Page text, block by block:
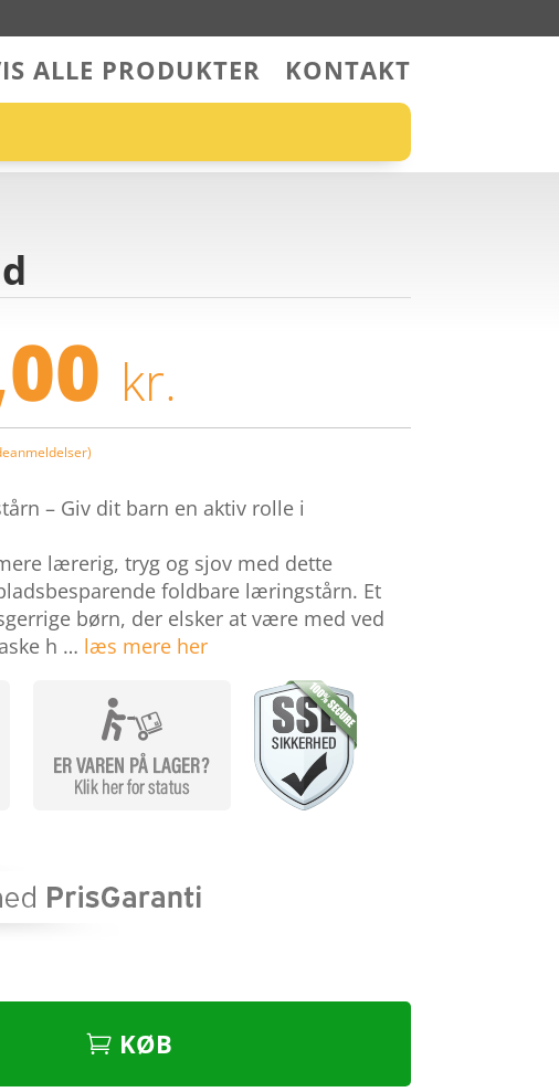
ALLE PRODUKTER KONTAKT
kr.
– Giv dit barn en aktiv rolle i
lærerig, tryg og sjov med dette
foldbare læringstårn. Et
børn, der elsker at være med ved
h … læs mere her
KØB